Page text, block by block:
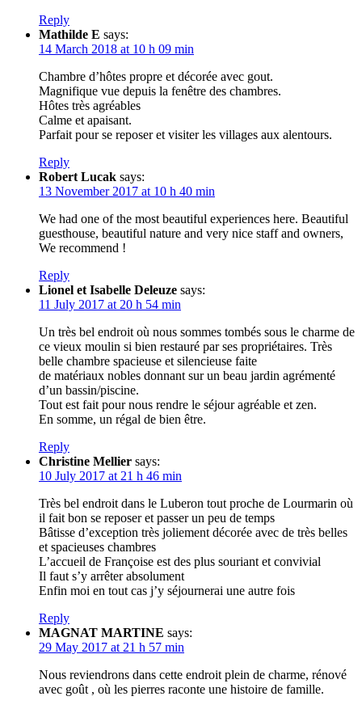
Reply
Mathilde E says:
14 March 2018 at 10 h 09 min
Chambre d’hôtes propre et décorée avec gout.
Magnifique vue depuis la fenêtre des chambres.
Hôtes très agréables
Calme et apaisant.
Parfait pour se reposer et visiter les villages aux alentours.
Reply
Robert Lucak says:
13 November 2017 at 10 h 40 min
We had one of the most beautiful experiences here. Beautiful
guesthouse, beautiful nature and very nice staff and owners,
We recommend !
Reply
Lionel et Isabelle Deleuze says:
11 July 2017 at 20 h 54 min
Un très bel endroit où nous sommes tombés sous le charme de
ce vieux moulin si bien restauré par ses propriétaires. Très
belle chambre spacieuse et silencieuse faite
de matériaux nobles donnant sur un beau jardin agrémenté
d’un bassin/piscine.
Tout est fait pour nous rendre le séjour agréable et zen.
En somme, un régal de bien être.
Reply
Christine Mellier says:
10 July 2017 at 21 h 46 min
Très bel endroit dans le Luberon tout proche de Lourmarin où
il fait bon se reposer et passer un peu de temps
Bâtisse d’exception très joliement décorée avec de très belles
et spacieuses chambres
L’accueil de Françoise est des plus souriant et convivial
Il faut s’y arrêter absolument
Enfin moi en tout cas j’y séjournerai une autre fois
Reply
MAGNAT MARTINE says:
29 May 2017 at 21 h 57 min
Nous reviendrons dans cette endroit plein de charme, rénové
avec goût , où les pierres raconte une histoire de famille.